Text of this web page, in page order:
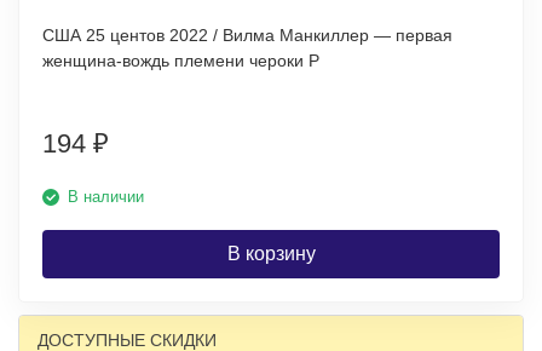
США 25 центов 2022 / Вилма Манкиллер — первая
женщина-вождь племени чероки P
194 ₽
В наличии
В корзину
ДОСТУПНЫЕ СКИДКИ